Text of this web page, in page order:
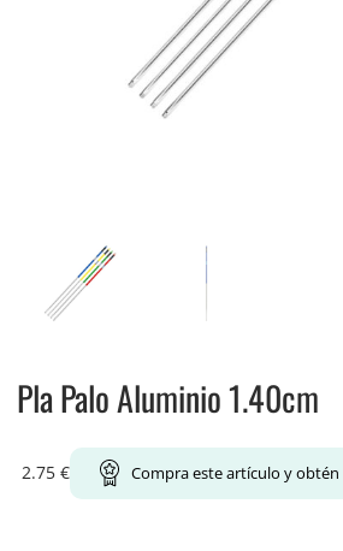
Pla Palo Aluminio 1.40cm
2.75 € Compra este artículo y obtén